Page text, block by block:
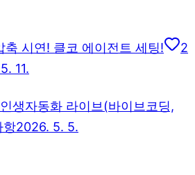
축 시연! 클코 에이전트 세팅!
2
11.
생자동화 라이브(바이브코딩,
항2026. 5. 5.